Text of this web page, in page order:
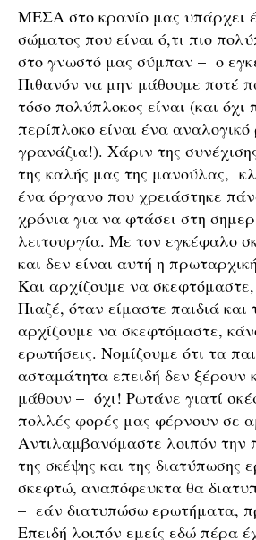
ΜΕΣΑ στο κρανίο μας υπάρχει
σώματος που είναι ό,τι πιο
στο γνωστό μας σύμπαν – ο
Πιθανόν να μην μάθουμε ποτέ
τόσο πολύπλοκος είναι (και όχι
περίπλοκο είναι ένα αναλογικό
γρανάζια!). Χάριν της
της καλής μας της μανούλας,
ένα όργανο που χρειάστηκε
χρόνια για να φτάσει στη
λειτουργία. Με τον εγκέφαλο
και δεν είναι αυτή η
Και αρχίζουμε να
Πιαζέ, όταν είμαστε παιδιά και
αρχίζουμε να σκεφτόμαστε,
ερωτήσεις. Νομίζουμε ότι τα
ασταμάτητα επειδή δεν ξέρουν
μάθουν – όχι! Ρωτάνε γιατί
πολλές φορές μας φέρνουν σε
Αντιλαμβανόμαστε λοιπόν την
της σκέψης και της διατύπωσης
σκεφτώ, αναπόφευκτα θα
– εάν διατυπώσω ερωτήματα,
Επειδή λοιπόν εμείς εδώ πέρα